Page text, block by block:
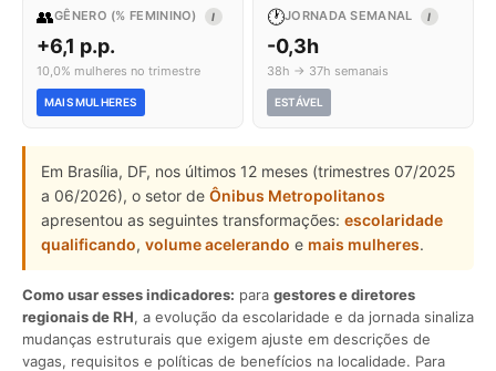
👥GÊNERO (% FEMININO) I
+6,1 p.p.
10,0% mulheres no trimestre
MAIS MULHERES
🕐JORNADA SEMANAL I
-0,3h
38h → 37h semanais
ESTÁVEL
Em Brasília, DF, nos últimos 12 meses (trimestres 07/2025
a 06/2026), o setor de Ônibus Metropolitanos
apresentou as seguintes transformações: escolaridade
qualificando, volume acelerando e mais mulheres.
Como usar esses indicadores: para gestores e diretores
regionais de RH, a evolução da escolaridade e da jornada sinaliza
mudanças estruturais que exigem ajuste em descrições de
vagas, requisitos e políticas de benefícios na localidade. Para